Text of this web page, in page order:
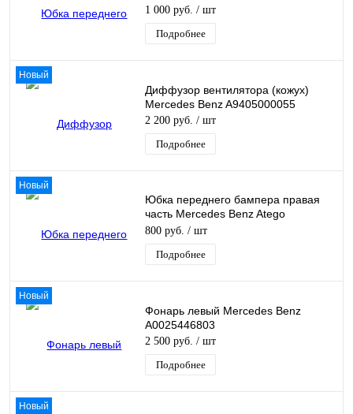
A9448850125
1 000 руб. / шт
Подробнее
Новый
Диффузор вентилятора (кожух)
Mercedes Benz A9405000055
2 200 руб. / шт
Подробнее
Новый
Юбка переднего бампера правая
часть Mercedes Benz Atego
A9448850625
800 руб. / шт
Подробнее
Новый
Фонарь левый Mercedes Benz
A0025446803
2 500 руб. / шт
Подробнее
Новый